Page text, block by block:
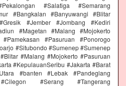
#Salatiga #Semarang
#Bangkalan #Banyuwangi #Blitar
#Jember #Jombang #Kediri
#Magetan #Malang #Mojokerto
#Pasuruan #Ponorogo
#Situbondo #Sumenep #Sumenep
#Malang #Mojokerto #Pasuruan
#KepulauanSeribu #Jakarta #Barat
#banten #Lebak #Pandeglang
#Serang #Tangerang